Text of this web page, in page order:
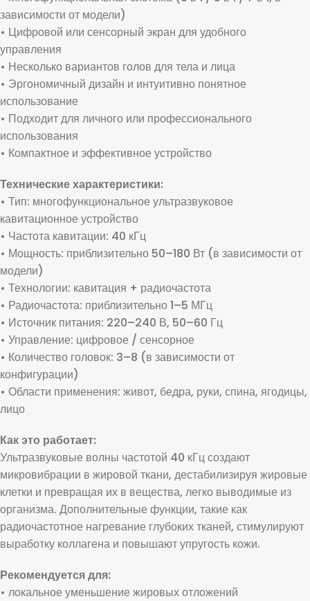
зависимости от модели)
• Цифровой или сенсорный экран для удобного
управления
• Несколько вариантов голов для тела и лица
• Эргономичный дизайн и интуитивно понятное
использование
• Подходит для личного или профессионального
использования
• Компактное и эффективное устройство
Технические характеристики:
• Тип: многофункциональное ультразвуковое
кавитационное устройство
• Частота кавитации: 40 кГц
• Мощность: приблизительно 50–180 Вт (в зависимости от
модели)
• Технологии: кавитация + радиочастота
• Радиочастота: приблизительно 1–5 МГц
• Источник питания: 220–240 В, 50–60 Гц
• Управление: цифровое / сенсорное
• Количество головок: 3–8 (в зависимости от
конфигурации)
• Области применения: живот, бедра, руки, спина, ягодицы,
лицо
Как это работает:
Ультразвуковые волны частотой 40 кГц создают
микровибрации в жировой ткани, дестабилизируя жировые
клетки и превращая их в вещества, легко выводимые из
организма. Дополнительные функции, такие как
радиочастотное нагревание глубоких тканей, стимулируют
выработку коллагена и повышают упругость кожи.
Рекомендуется для:
• локальное уменьшение жировых отложений